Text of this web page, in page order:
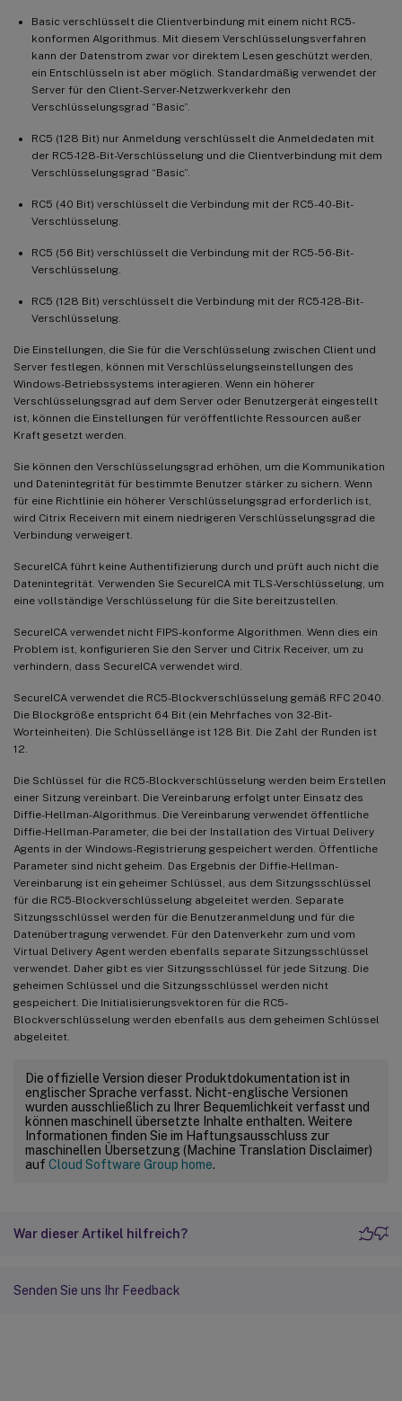
Basic verschlüsselt die Clientverbindung mit einem nicht RC5-
konformen Algorithmus. Mit diesem Verschlüsselungsverfahren
kann der Datenstrom zwar vor direktem Lesen geschützt werden,
ein Entschlüsseln ist aber möglich. Standardmäßig verwendet der
Server für den Client-Server-Netzwerkverkehr den
Verschlüsselungsgrad “Basic”.
RC5 (128 Bit) nur Anmeldung verschlüsselt die Anmeldedaten mit
der RC5-128-Bit-Verschlüsselung und die Clientverbindung mit dem
Verschlüsselungsgrad “Basic”.
RC5 (40 Bit) verschlüsselt die Verbindung mit der RC5-40-Bit-
Verschlüsselung.
RC5 (56 Bit) verschlüsselt die Verbindung mit der RC5-56-Bit-
Verschlüsselung.
RC5 (128 Bit) verschlüsselt die Verbindung mit der RC5-128-Bit-
Verschlüsselung.
Die Einstellungen, die Sie für die Verschlüsselung zwischen Client und
Server festlegen, können mit Verschlüsselungseinstellungen des
Windows-Betriebssystems interagieren. Wenn ein höherer
Verschlüsselungsgrad auf dem Server oder Benutzergerät eingestellt
ist, können die Einstellungen für veröffentlichte Ressourcen außer
Kraft gesetzt werden.
Sie können den Verschlüsselungsgrad erhöhen, um die Kommunikation
und Datenintegrität für bestimmte Benutzer stärker zu sichern. Wenn
für eine Richtlinie ein höherer Verschlüsselungsgrad erforderlich ist,
wird Citrix Receivern mit einem niedrigeren Verschlüsselungsgrad die
Verbindung verweigert.
SecureICA führt keine Authentifizierung durch und prüft auch nicht die
Datenintegrität. Verwenden Sie SecureICA mit TLS-Verschlüsselung, um
eine vollständige Verschlüsselung für die Site bereitzustellen.
SecureICA verwendet nicht FIPS-konforme Algorithmen. Wenn dies ein
Problem ist, konfigurieren Sie den Server und Citrix Receiver, um zu
verhindern, dass SecureICA verwendet wird.
SecureICA verwendet die RC5-Blockverschlüsselung gemäß RFC 2040.
Die Blockgröße entspricht 64 Bit (ein Mehrfaches von 32-Bit-
Worteinheiten). Die Schlüssellänge ist 128 Bit. Die Zahl der Runden ist
12.
Die Schlüssel für die RC5-Blockverschlüsselung werden beim Erstellen
einer Sitzung vereinbart. Die Vereinbarung erfolgt unter Einsatz des
Diffie-Hellman-Algorithmus. Die Vereinbarung verwendet öffentliche
Diffie-Hellman-Parameter, die bei der Installation des Virtual Delivery
Agents in der Windows-Registrierung gespeichert werden. Öffentliche
Parameter sind nicht geheim. Das Ergebnis der Diffie-Hellman-
Vereinbarung ist ein geheimer Schlüssel, aus dem Sitzungsschlüssel
für die RC5-Blockverschlüsselung abgeleitet werden. Separate
Sitzungsschlüssel werden für die Benutzeranmeldung und für die
Datenübertragung verwendet. Für den Datenverkehr zum und vom
Virtual Delivery Agent werden ebenfalls separate Sitzungsschlüssel
verwendet. Daher gibt es vier Sitzungsschlüssel für jede Sitzung. Die
geheimen Schlüssel und die Sitzungsschlüssel werden nicht
gespeichert. Die Initialisierungsvektoren für die RC5-
Blockverschlüsselung werden ebenfalls aus dem geheimen Schlüssel
abgeleitet.
Die offizielle Version dieser Produktdokumentation ist in
englischer Sprache verfasst. Nicht-englische Versionen
wurden ausschließlich zu Ihrer Bequemlichkeit verfasst und
können maschinell übersetzte Inhalte enthalten. Weitere
Informationen finden Sie im Haftungsausschluss zur
maschinellen Übersetzung (Machine Translation Disclaimer)
auf Cloud Software Group home.
War dieser Artikel hilfreich?
Senden Sie uns Ihr Feedback